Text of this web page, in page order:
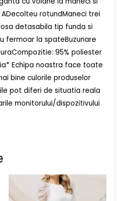
rotundManeci trei
detasabila tip funda si
fermoar la spateBuzunare
95% poliester
Echipa noastra face toate
bine culorile produselor
pot diferi de situatia reala
monitorului/dispozitivului